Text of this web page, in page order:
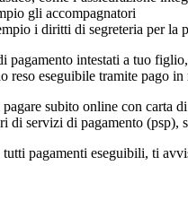
gli accompagnatori
i diritti di segreteria per la
intestati a tuo
reso eseguibile tramite pago in
subito online con
servizi di pagamento
pagamenti eseguibili, ti